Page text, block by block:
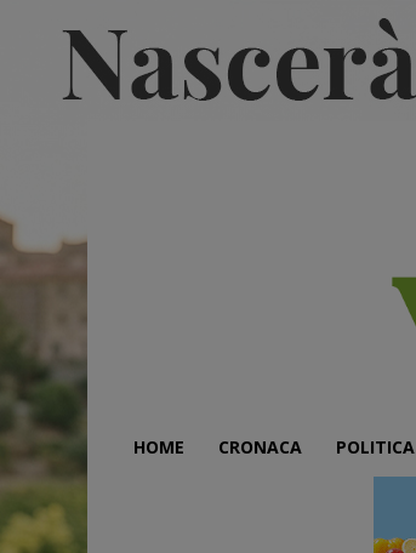
HOME CRONACA POLITICA